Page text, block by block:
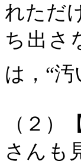
れただ
ち出さ
は，“
（２）
さんも